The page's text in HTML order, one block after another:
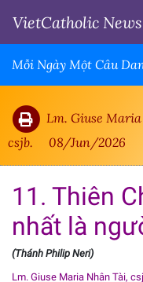
VietCatholic News
Mỗi Ngày Một Câu
Lm. Giuse
csjb.
08/Jun/2026
11. Thiên
nhất là
(Thánh Philip Neri)
Lm. Giuse Maria Nhân Tài,